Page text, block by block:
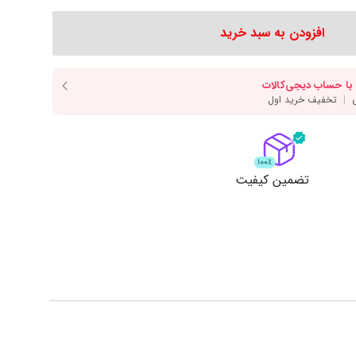
انواع روغنانواع ادویه
افزودن به سبد خرید
تضمین کیفیت